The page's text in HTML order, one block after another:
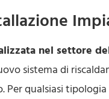
nel settore
sistema di
Per qualsiasi